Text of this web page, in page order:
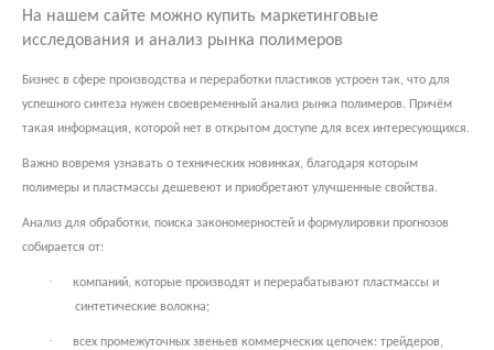
На нашем сайте можно купить маркетинговые
исследования и анализ рынка полимеров
Бизнес в сфере производства и переработки пластиков устроен так, что для
успешного синтеза нужен своевременный анализ рынка полимеров. Причём
такая информация, которой нет в открытом доступе для всех интересующихся.
Важно вовремя узнавать о технических новинках, благодаря которым
полимеры и пластмассы дешевеют и приобретают улучшенные свойства.
Анализ для обработки, поиска закономерностей и формулировки прогнозов
собирается от:
·
компаний, которые производят и перерабатывают пластмассы и
синтетические волокна;
·
всех промежуточных звеньев коммерческих цепочек: трейдеров,